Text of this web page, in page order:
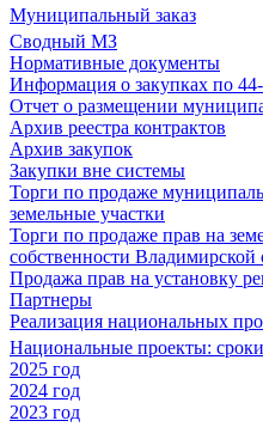
Муниципальный заказ
Сводный МЗ
Нормативные документы
Информация о закупках по
Отчет о размещении
Архив реестра контрактов
Архив закупок
Закупки вне системы
Торги по продаже
земельные участки
Торги по продаже прав на
собственности Владимирской
Продажа прав на установку
Партнеры
Реализация национальных
Национальные проекты:
2025 год
2024 год
2023 год